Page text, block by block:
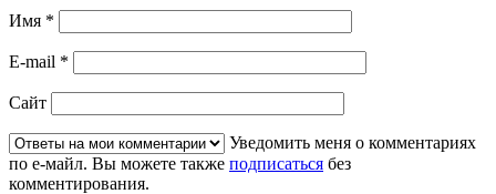
Имя *
E-mail *
Сайт
Уведомить меня о комментариях
по е-майл. Вы можете также подписаться без
комментирования.